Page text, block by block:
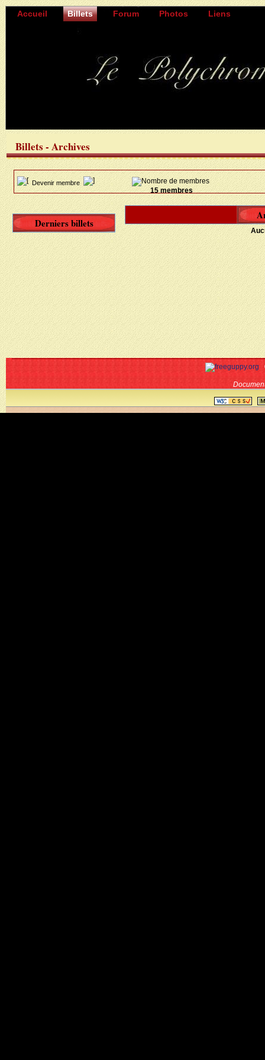
Accueil Billets Forum Photos Liens
Billets - Archives
Devenir membre
15 membres
Derniers billets